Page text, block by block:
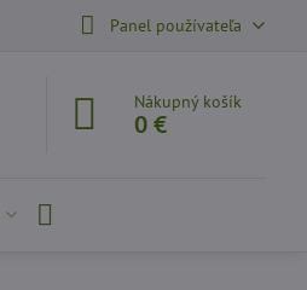
Panel používateľa
Nákupný košík
0 €